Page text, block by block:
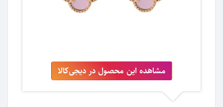
مشاهده این محصول در دیجی‌کالا